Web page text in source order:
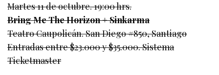
Martes 11 de octubre. 19:00 hrs.
Bring Me The Horizon + Sinkarma
Teatro Caupolicán. San Diego #850, Santiago
Entradas entre $23.000 y $35.000. Sistema
Ticketmaster